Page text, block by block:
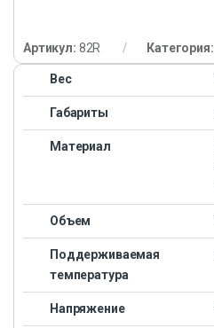
Артикул: 82R Категория:
Вес
Габариты
Материал
Объем
Поддерживаемая
температура
Напряжение